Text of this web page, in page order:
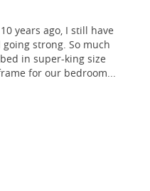
years ago, I still have
strong. So much
in super-king size
for our bedroom...